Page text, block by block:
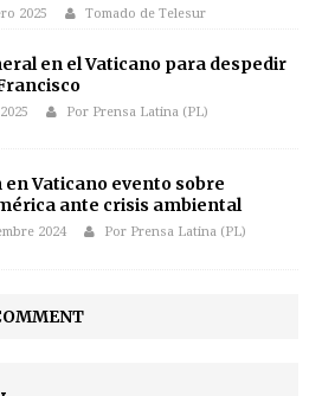
2025 Tomado de Telesur
en el Vaticano para despedir
Por Prensa Latina (PL)
en Vaticano evento sobre
ante crisis ambiental
2024 Por Prensa Latina (PL)